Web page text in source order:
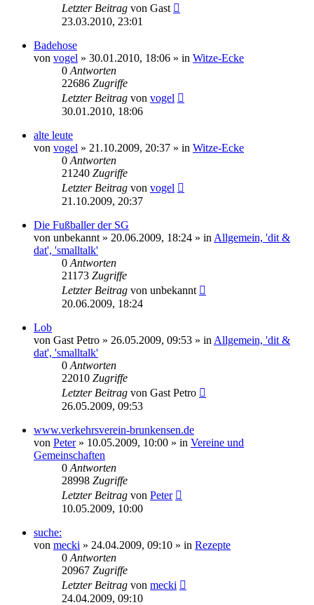
Letzter Beitrag von Gast
23.03.2010, 23:01
Badehose
von vogel » 30.01.2010, 18:06 » in Witze-Ecke
0 Antworten
22686 Zugriffe
Letzter Beitrag von vogel
30.01.2010, 18:06
alte leute
von vogel » 21.10.2009, 20:37 » in Witze-Ecke
0 Antworten
21240 Zugriffe
Letzter Beitrag von vogel
21.10.2009, 20:37
Die Fußballer der SG
von unbekannt » 20.06.2009, 18:24 » in Allgemein, 'dit &
dat', 'smalltalk'
0 Antworten
21173 Zugriffe
Letzter Beitrag von unbekannt
20.06.2009, 18:24
Lob
von Gast Petro » 26.05.2009, 09:53 » in Allgemein, 'dit &
dat', 'smalltalk'
0 Antworten
22010 Zugriffe
Letzter Beitrag von Gast Petro
26.05.2009, 09:53
www.verkehrsverein-brunkensen.de
von Peter» 10.05.2009, 10:00 » in Vereine und
Gemeinschaften
0 Antworten
28998 Zugriffe
Letzter Beitrag von Peter
10.05.2009, 10:00
suche:
von mecki » 24.04.2009, 09:10 » in Rezepte
0 Antworten
20967 Zugriffe
Letzter Beitrag von mecki
24.04.2009, 09:10